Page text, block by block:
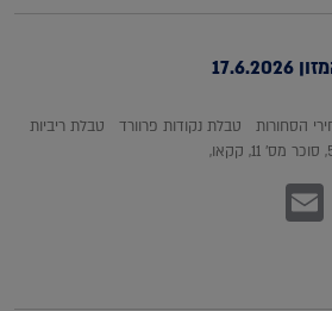
הסחורות טבלת נקודות פרוורד טבלת ריביות
Facebook